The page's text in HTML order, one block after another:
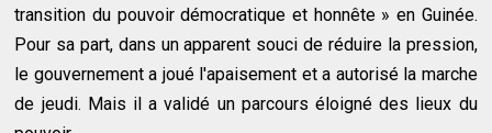
transition du pouvoir démocratique et honnête » en Guinée.
Pour sa part, dans un apparent souci de réduire la pression,
le gouvernement a joué l'apaisement et a autorisé la marche
de jeudi. Mais il a validé un parcours éloigné des lieux du